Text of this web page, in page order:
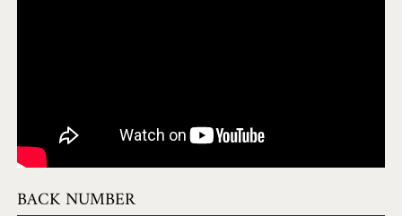
BACK NUMBER